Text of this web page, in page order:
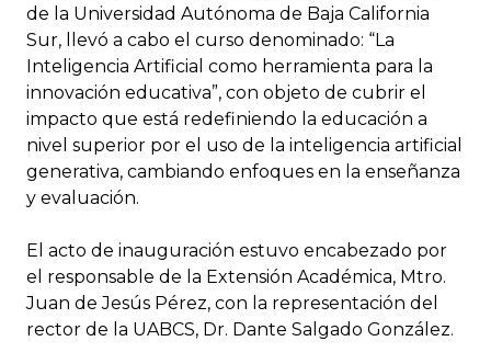
de la Universidad Autónoma de Baja California
Sur, llevó a cabo el curso denominado: “La
Inteligencia Artificial como herramienta para la
innovación educativa”, con objeto de cubrir el
impacto que está redefiniendo la educación a
nivel superior por el uso de la inteligencia artificial
generativa, cambiando enfoques en la enseñanza
y evaluación.
El acto de inauguración estuvo encabezado por
el responsable de la Extensión Académica, Mtro.
Juan de Jesús Pérez, con la representación del
rector de la UABCS, Dr. Dante Salgado González.